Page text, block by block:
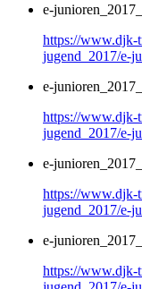
e-
https://www.djk-
jugend_2017/e-
e-
https://www.djk-
jugend_2017/e-
e-
https://www.djk-
jugend_2017/e-
e-
https://www.djk-